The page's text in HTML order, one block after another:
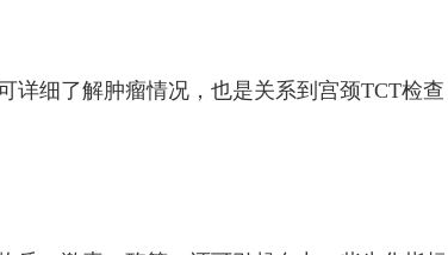
详细了解肿瘤情况，也是关系到宫颈TCT检查